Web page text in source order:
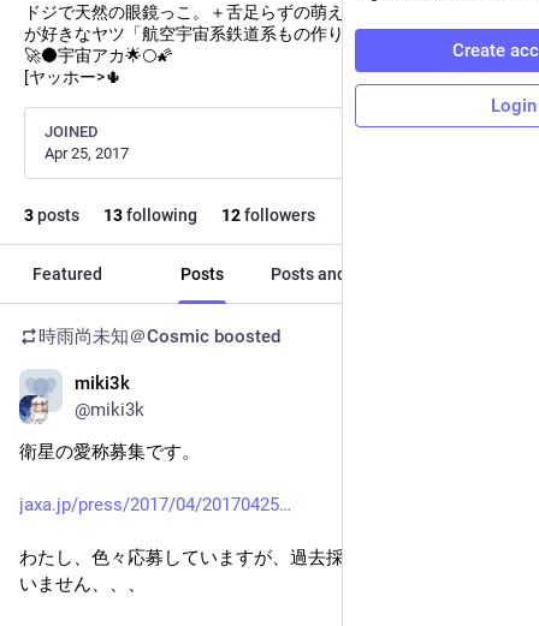
ドジで天然の眼鏡っこ。＋舌足らずの萌えスキル持ち。楽しい事
が好きなヤツ「航空宇宙系鉄道系もの作り女子」器用貧乏の🌏📡
🚀🌑宇宙アカ🌟🌕🌠
[ヤッホー>🌵
JOINED
Apr 25, 2017
3posts 13following 12followers
Featured Posts Posts and replies
時雨尚未知＠Cosmic boosted
miki3k
@miki3k
衛星の愛称募集です。
jaxa.jp/press/2017/04/20170425
わたし、色々応募していますが、過去採用されたことはござ
いません、、、
Create
Login